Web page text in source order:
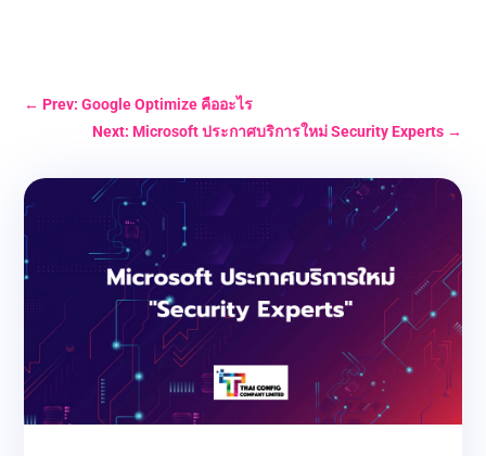
←Prev: Google Optimize คืออะไร
Next: Microsoft ประกาศบริการใหม่ Security Experts→